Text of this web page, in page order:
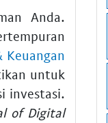
Anda.
Keuangan
untuk
investasi.
of Digital